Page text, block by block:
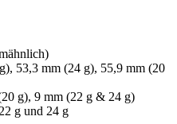
53,3 mm (24 g), 55,9 mm (20
g), 9 mm (22 g & 24 g)
g und 24 g